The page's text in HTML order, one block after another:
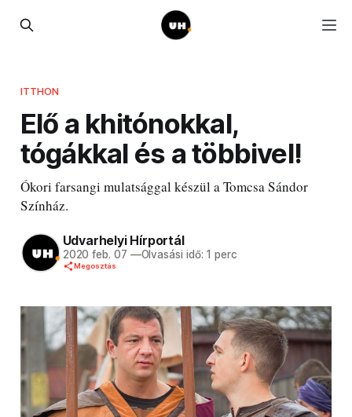
ITTHON
Elő a khitónokkal,
tógákkal és a többivel!
Ókori farsangi mulatsággal készül a Tomcsa Sándor
Színház.
Udvarhelyi Hírportál
2020 feb. 07 —Olvasási idő: 1 perc
Megosztás